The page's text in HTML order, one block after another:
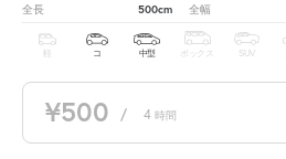
全長 500cm 全幅
軽 コ 中型 ボックス SUV
¥500 / 4 時間